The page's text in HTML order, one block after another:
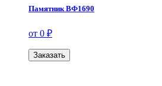
Памятник ВФ1690
от 0 ₽
Заказать